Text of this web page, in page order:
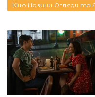
Кіно Новини Огляди та